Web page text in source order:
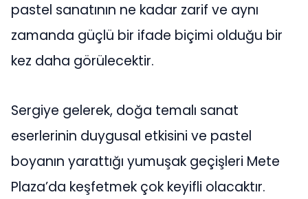
pastel sanatının ne kadar zarif ve aynı
zamanda güçlü bir ifade biçimi olduğu bir
kez daha görülecektir.
Sergiye gelerek, doğa temalı sanat
eserlerinin duygusal etkisini ve pastel
boyanın yarattığı yumuşak geçişleri Mete
Plaza’da keşfetmek çok keyifli olacaktır.